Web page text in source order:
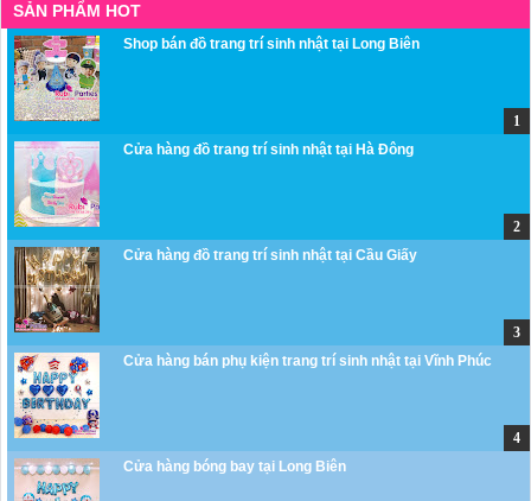
SẢN PHẨM HOT
Shop bán đồ trang trí sinh nhật tại Long Biên
Cửa hàng đồ trang trí sinh nhật tại Hà Đông
Cửa hàng đồ trang trí sinh nhật tại Cầu Giấy
Cửa hàng bán phụ kiện trang trí sinh nhật tại Vĩnh Phúc
Cửa hàng bóng bay tại Long Biên